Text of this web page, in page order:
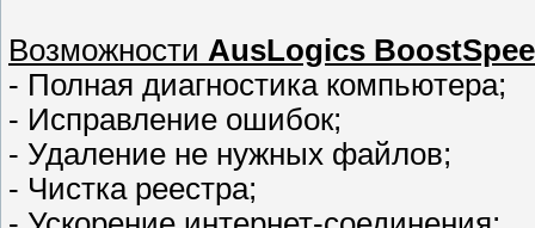
Возможности AusLogics
- Полная диагностика компьютера;
- Исправление ошибок;
- Удаление не нужных файлов;
- Чистка реестра;